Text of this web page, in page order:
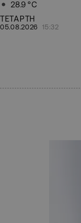
28.9 °C
ΤΕΤΑΡΤΗ
05.08.2026 15:32